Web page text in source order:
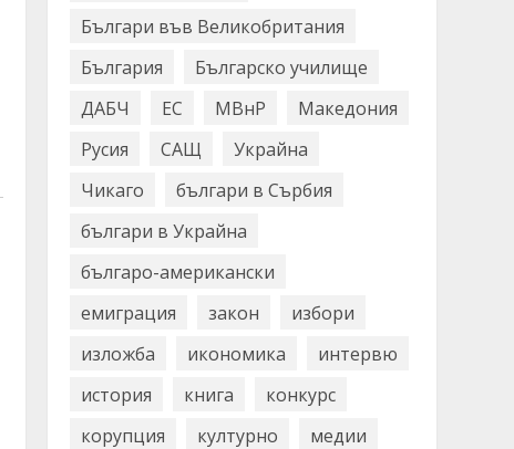
Българи във Великобритания
България
Българско училище
ДАБЧ
ЕС МВнР
Македония
Русия
САЩ
Украйна
Чикаго
българи в Сърбия
българи в Украйна
българо-американски
емиграция
закон
избори
изложба
икономика
интервю
история
книга
конкурс
корупция
културно
медии